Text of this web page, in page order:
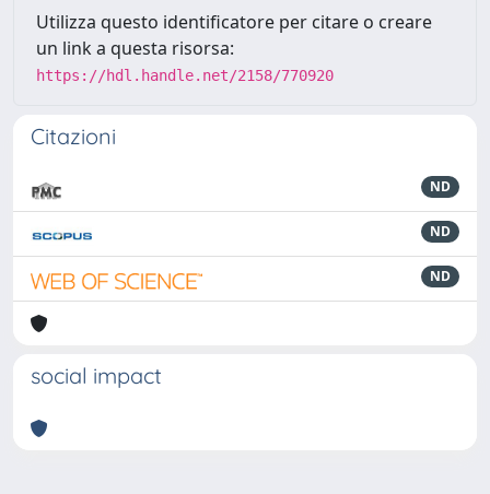
Utilizza questo identificatore per citare o creare
un link a questa risorsa:
https://hdl.handle.net/2158/770920
Citazioni
ND
ND
ND
social impact